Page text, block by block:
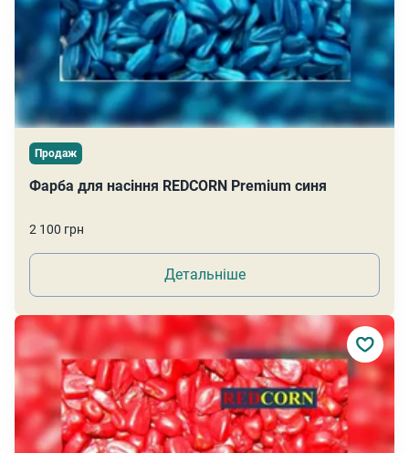
Продаж
Фарба для насіння REDCORN Premium синя
2 100 грн
Детальніше